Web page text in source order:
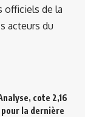
officiels de la
acteurs du
cote 2,16
la dernière